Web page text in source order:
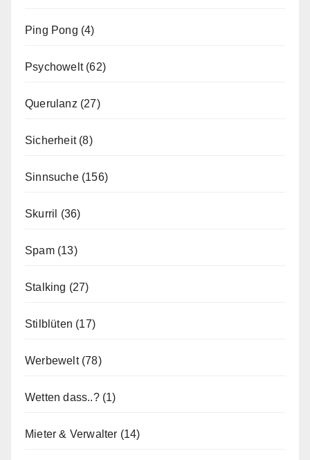
Ping Pong (4)
Psychowelt(62)
Querulanz (27)
Sicherheit(8)
Sinnsuche(156)
Skurril (36)
Spam(13)
Stalking (27)
Stilblüten (17)
Werbewelt(78)
Wetten dass..?(1)
Mieter & Verwalter (14)